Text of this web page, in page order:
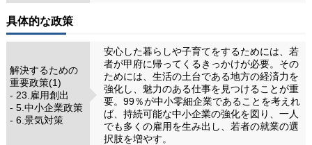
具体的な政策
解決するための
重要政策(1)
- 23.雇用創出
- 5.中小企業政策
- 6.景気対策
安心した暮らしや子育てをするためには、若
者が甲府に帰ってくるきっかけが必要。その
ためには、生活の土台である地方の経済力を
強化し、魅力のある仕事を見つけることが重
要。99％が中小零細企業であることを考えれ
ば、持続可能な中小企業の強化を図り、一人
でも多くの雇用を生み出し、若者の就業の選
択肢を増やす。